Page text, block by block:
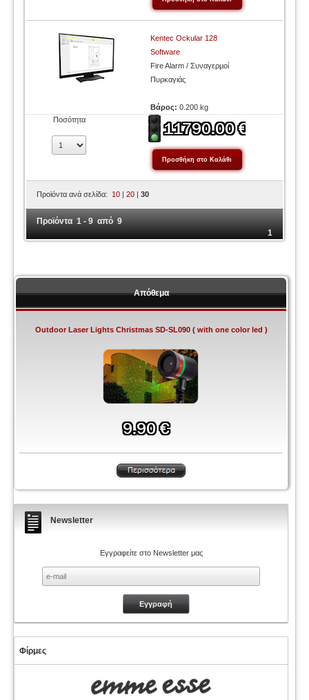
Kentec Ockular 128
Software
Fire Alarm / Συναγερμοί
Πυρκαγιάς
Βάρος:0.200 kg
Ποσότητα
Προϊόντα ανά σελίδα: 10 |20 |30
Προϊόντα 1 - 9 από 9
1
Απόθεμα
Outdoor Laser Lights Christmas SD-SL090 ( with one color led )
Newsletter
Εγγραφείτε στο Newsletter μας
Φίρμες